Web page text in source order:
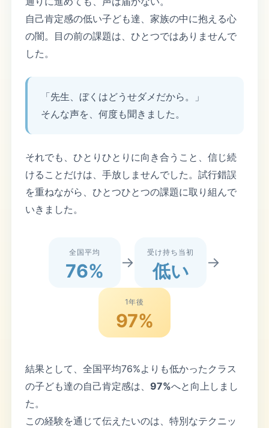
自己肯定感の低い子ども達、家族の中に抱える心
の闇。目の前の課題は、ひとつではありませんで
した。
「先生、ぼくはどうせダメだから。」
そんな声を、何度も聞きました。
それでも、ひとりひとりに向き合うこと、信じ続
けることだけは、手放しませんでした。試行錯誤
を重ねながら、ひとつひとつの課題に取り組んで
いきました。
全国平均
76% →
受け持ち当初
低い →
1年後
97%
結果として、全国平均76%よりも低かったクラス
の子ども達の自己肯定感は、 97%へと向上しまし
た。
この経験を通じて伝えたいのは、特別なテクニッ